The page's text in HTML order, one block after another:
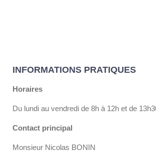
INFORMATIONS PRATIQUES
Horaires
Du lundi au vendredi de 8h à 12h et de
Contact principal
Monsieur Nicolas BONIN